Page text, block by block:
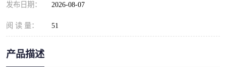
发布日期： 2026-08-07
阅 读 量： 51
产品描述